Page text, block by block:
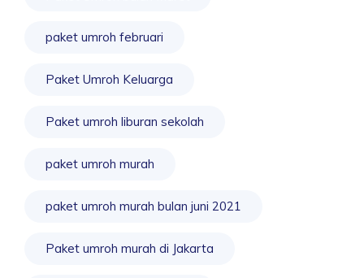
paket umroh februari
Paket Umroh Keluarga
Paket umroh liburan sekolah
paket umroh murah
paket umroh murah bulan juni 2021
Paket umroh murah di Jakarta